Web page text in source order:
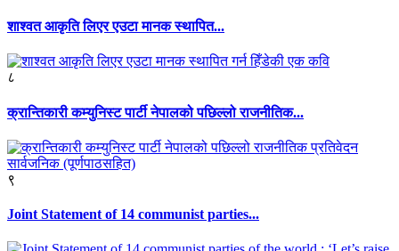
शाश्वत आकृति लिएर एउटा मानक स्थापित...
८
क्रान्तिकारी कम्युनिस्ट पार्टी नेपालको पछिल्लो राजनीतिक...
९
Joint Statement of 14 communist parties...